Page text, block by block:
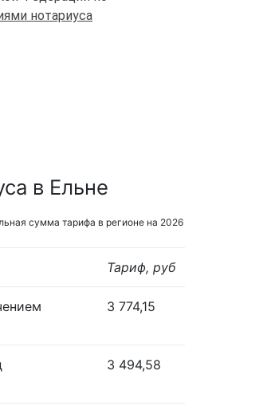
нотариуса
в Ельне
сумма тарифа в регионе на 2026
Тариф, руб
3 774,15
3 494,58